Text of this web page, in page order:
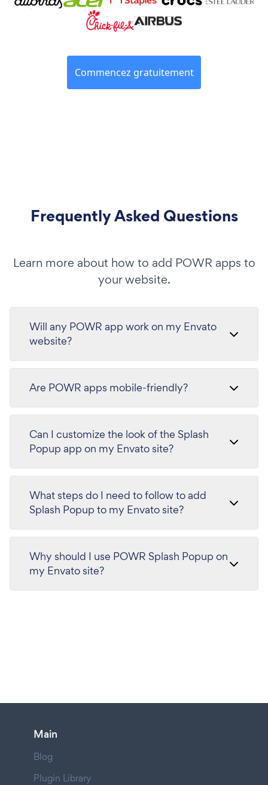
Commencez gratuitement
Frequently Asked Questions
Learn more about how to add POWR apps to
your website.
Will any POWR app work on my Envato
website?
Are POWR apps mobile-friendly?
Can I customize the look of the Splash
Popup app on my Envato site?
What steps do I need to follow to add
Splash Popup to my Envato site?
Why should I use POWR Splash Popup on
my Envato site?
Main
Blog
Plugin Library